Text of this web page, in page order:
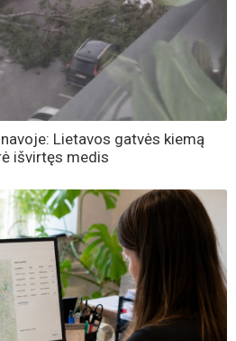
Lietavos gatvės kiemą
išvirtęs medis